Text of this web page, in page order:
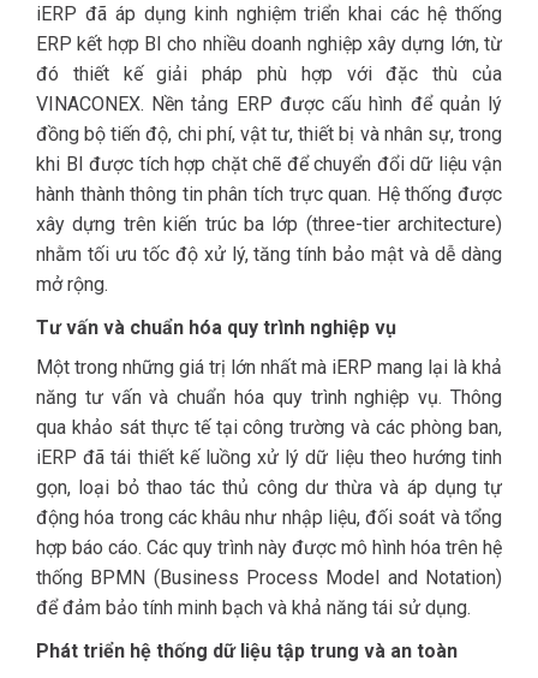
iERP đã áp dụng kinh nghiệm triển khai các hệ thống
ERP kết hợp BI cho nhiều doanh nghiệp xây dựng lớn, từ
đó thiết kế giải pháp phù hợp với đặc thù của
VINACONEX. Nền tảng ERP được cấu hình để quản lý
đồng bộ tiến độ, chi phí, vật tư, thiết bị và nhân sự, trong
khi BI được tích hợp chặt chẽ để chuyển đổi dữ liệu vận
hành thành thông tin phân tích trực quan. Hệ thống được
xây dựng trên kiến trúc ba lớp (three-tier architecture)
nhằm tối ưu tốc độ xử lý, tăng tính bảo mật và dễ dàng
mở rộng.
Tư vấn và chuẩn hóa quy trình nghiệp vụ
Một trong những giá trị lớn nhất mà iERP mang lại là khả
năng tư vấn và chuẩn hóa quy trình nghiệp vụ. Thông
qua khảo sát thực tế tại công trường và các phòng ban,
iERP đã tái thiết kế luồng xử lý dữ liệu theo hướng tinh
gọn, loại bỏ thao tác thủ công dư thừa và áp dụng tự
động hóa trong các khâu như nhập liệu, đối soát và tổng
hợp báo cáo. Các quy trình này được mô hình hóa trên hệ
thống BPMN (Business Process Model and Notation)
để đảm bảo tính minh bạch và khả năng tái sử dụng.
Phát triển hệ thống dữ liệu tập trung và an toàn